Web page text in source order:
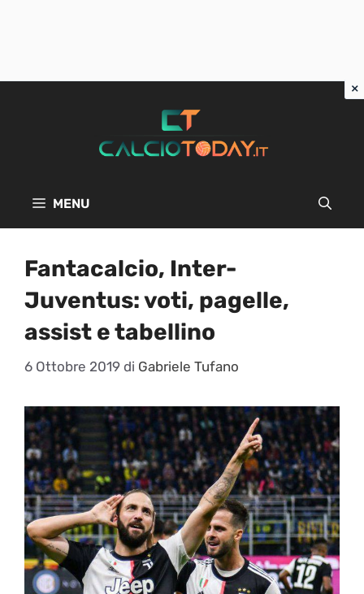
MENU
Fantacalcio, Inter-
Juventus: voti, pagelle,
assist e tabellino
6 Ottobre 2019 di Gabriele Tufano